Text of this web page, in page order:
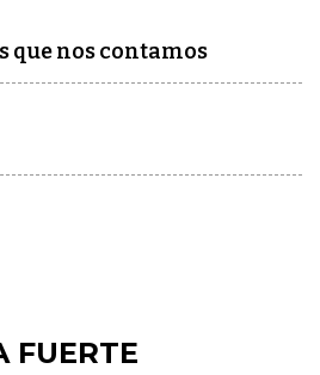
que nos contamos
FUERTE